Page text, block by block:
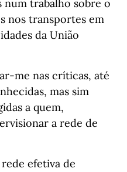
num trabalho sobre o
nos transportes em
da União
me nas críticas, até
mas sim
a quem,
a rede de
efetiva de